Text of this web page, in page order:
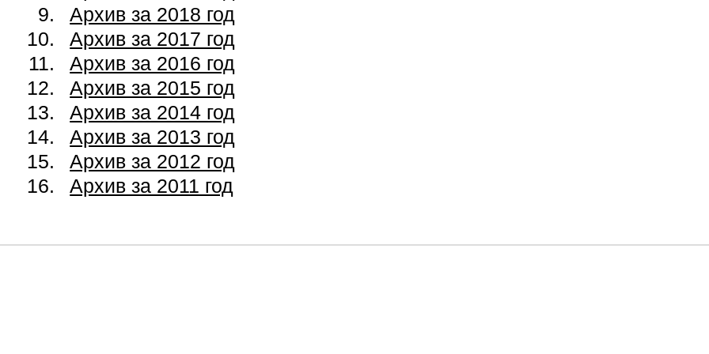
Архив за 2018 год
Архив за 2017 год
Архив за 2016 год
Архив за 2015 год
Архив за 2014 год
Архив за 2013 год
Архив за 2012 год
Архив за 2011 год